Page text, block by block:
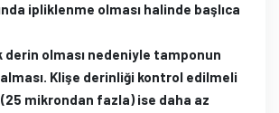
ipliklenme olması halinde başlıca
derin olması nedeniyle tamponun
Klişe derinliği kontrol edilmeli
mikrondan fazla) ise daha az